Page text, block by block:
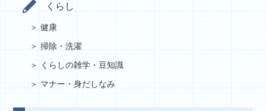
くらし
健康
掃除・洗濯
くらしの雑学・豆知識
マナー・身だしなみ